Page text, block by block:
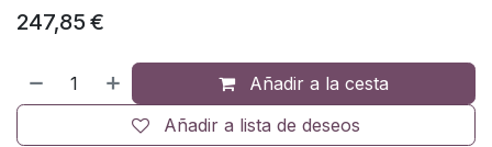
247,85 €
Añadir a la cesta
Añadir a lista de deseos